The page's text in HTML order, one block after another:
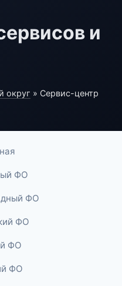
и
округ » Сервис-центр
ФО
ФО
ФО
ФО
ФО